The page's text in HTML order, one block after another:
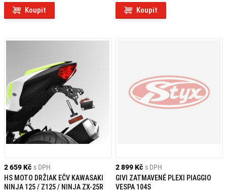
Koupit Koupit
2 659 Kč s DPH
HS MOTO DRŽIAK EČV KAWASAKI
NINJA 125 / Z125 / NINJA ZX-25R
2 899 Kč s DPH
GIVI ZATMAVENÉ PLEXI PIAGGIO
VESPA 104S